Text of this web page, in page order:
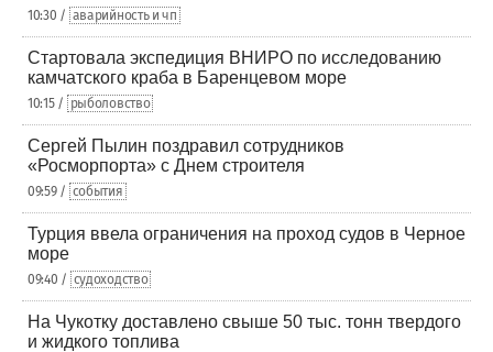
10:30 / аварийность и чп
Стартовала экспедиция ВНИРО по исследованию
камчатского краба в Баренцевом море
10:15 / рыболовство
Сергей Пылин поздравил сотрудников
«Росморпорта» с Днем строителя
09:59 / события
Турция ввела ограничения на проход судов в Черное
море
09:40 / судоходство
На Чукотку доставлено свыше 50 тыс. тонн твердого
и жидкого топлива